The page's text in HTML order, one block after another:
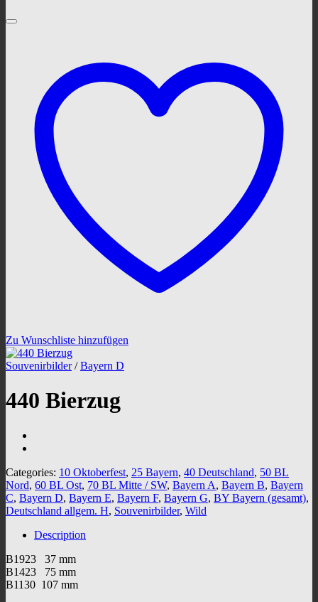
Zu Wunschliste hinzufügen
Souvenirbilder / Bayern D
440 Bierzug
Categories: 10 Oktoberfest, 25 Bayern, 40 Deutschland, 50 BL
Nord, 60 BL Ost, 70 BL Mitte / SW, Bayern A, Bayern B, Bayern
C, Bayern D, Bayern E, Bayern F, Bayern G, BY Bayern (gesamt),
Deutschland allgem. H, Souvenirbilder, Wild
Description
B1923 37 mm
B1423 75 mm
B1130 107 mm